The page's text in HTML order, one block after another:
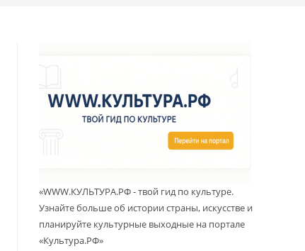
«WWW.КУЛЬТУРА.РФ - твой гид по культуре.
Узнайте больше об истории страны, искусстве и
планируйте культурные выходные на портале
«Культура.РФ»